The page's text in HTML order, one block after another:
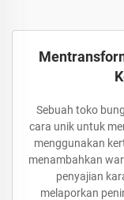
Sebuah toko
cara unik untuk
menggunakan
menambahkan
penyajian
melaporkan